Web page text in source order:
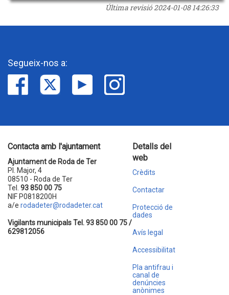
Última revisió2024-01-08 14:26:33
Segueix-nos a:
Contacta amb l'ajuntament
Ajuntament de Roda de Ter
Pl. Major, 4
08510 - Roda de Ter
Tel. 93 850 00 75
NIF P0818200H
a/e rodadeter@rodadeter.cat
Vigilants municipals Tel. 93 850 00 75 /
629812056
Detalls del
web
Crèdits
Contactar
Protecció de
dades
Avís legal
Accessibilitat
Pla antifrau i
canal de
denúncies
anònimes